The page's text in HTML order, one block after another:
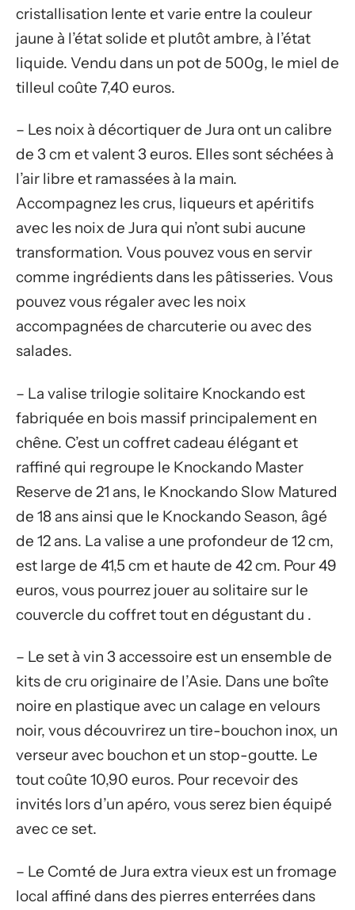
cristallisation lente et varie entre la couleur
jaune à l’état solide et plutôt ambre, à l’état
liquide. Vendu dans un pot de 500g, le miel de
tilleul coûte 7,40 euros.
– Les noix à décortiquer de Jura ont un calibre
de 3 cm et valent 3 euros. Elles sont séchées à
l’air libre et ramassées à la main.
Accompagnez les crus, liqueurs et apéritifs
avec les noix de Jura qui n’ont subi aucune
transformation. Vous pouvez vous en servir
comme ingrédients dans les pâtisseries. Vous
pouvez vous régaler avec les noix
accompagnées de charcuterie ou avec des
salades.
– La valise trilogie solitaire Knockando est
fabriquée en bois massif principalement en
chêne. C’est un coffret cadeau élégant et
raffiné qui regroupe le Knockando Master
Reserve de 21 ans, le Knockando Slow Matured
de 18 ans ainsi que le Knockando Season, âgé
de 12 ans. La valise a une profondeur de 12 cm,
est large de 41,5 cm et haute de 42 cm. Pour 49
euros, vous pourrez jouer au solitaire sur le
couvercle du coffret tout en dégustant du .
– Le set à vin 3 accessoire est un ensemble de
kits de cru originaire de l’Asie. Dans une boîte
noire en plastique avec un calage en velours
noir, vous découvrirez un tire-bouchon inox, un
verseur avec bouchon et un stop-goutte. Le
tout coûte 10,90 euros. Pour recevoir des
invités lors d’un apéro, vous serez bien équipé
avec ce set.
– Le Comté de Jura extra vieux est un fromage
local affiné dans des pierres enterrées dans